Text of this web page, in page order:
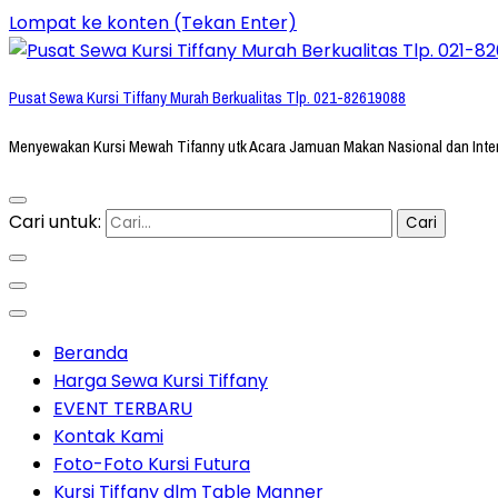
Lompat ke konten (Tekan Enter)
Pusat Sewa Kursi Tiffany Murah Berkualitas Tlp. 021-82619088
Menyewakan Kursi Mewah Tifanny utk Acara Jamuan Makan Nasional dan
Cari untuk:
Beranda
Harga Sewa Kursi Tiffany
EVENT TERBARU
Kontak Kami
Foto-Foto Kursi Futura
Kursi Tiffany dlm Table Manner